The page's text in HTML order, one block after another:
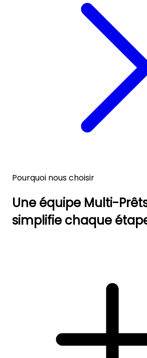
Pourquoi nous choisir
Une équipe Multi-
simplifie chaque